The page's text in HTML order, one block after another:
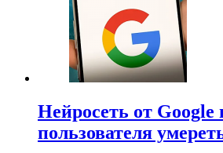
Нейросеть от Google
пользователя